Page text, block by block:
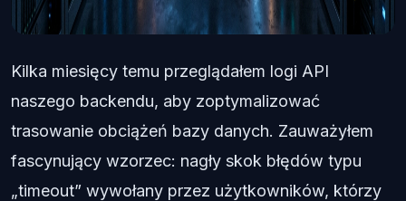
Kilka miesięcy temu przeglądałem logi API
naszego backendu, aby zoptymalizować
trasowanie obciążeń bazy danych. Zauważyłem
fascynujący wzorzec: nagły skok błędów typu
„timeout” wywołany przez użytkowników, którzy